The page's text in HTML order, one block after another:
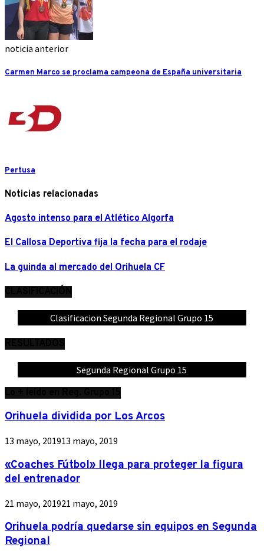
noticia anterior
Carmen Marco se proclama campeona de España universitaria
Pertusa
Noticias relacionadas
Agosto intenso para el Atlético Algorfa
El Callosa Deportiva fija la fecha para el rodaje
La guinda al mercado del Orihuela CF
Clasificacion Segunda Regional Grupo 15
Segunda Regional Grupo 15
Orihuela dividida por Los Arcos
13 mayo, 201913 mayo, 2019
«Coaches Fútbol» llega para proteger la figura
del entrenador
21 mayo, 201921 mayo, 2019
Orihuela podría quedarse sin equipos en Segunda
Regional